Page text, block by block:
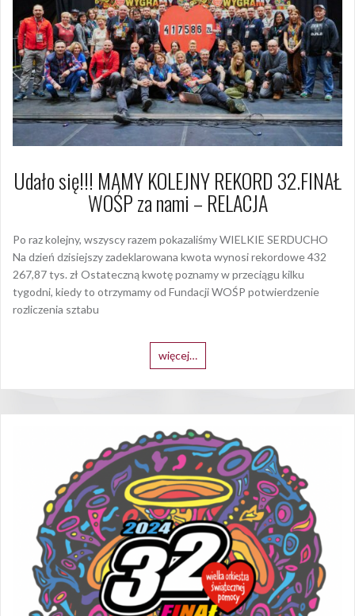
Udało się!!! MAMY KOLEJNY REKORD 32.FINAŁ
WOŚP za nami – RELACJA
Po raz kolejny, wszyscy razem pokazaliśmy WIELKIE SERDUCHO
Na dzień dzisiejszy zadeklarowana kwota wynosi rekordowe 432
267,87 tys. zł Ostateczną kwotę poznamy w przeciągu kilku
tygodni, kiedy to otrzymamy od Fundacji WOŚP potwierdzenie
rozliczenia sztabu
więcej…